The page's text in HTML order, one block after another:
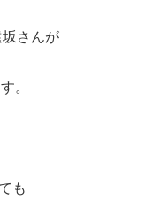
さんが
。
も